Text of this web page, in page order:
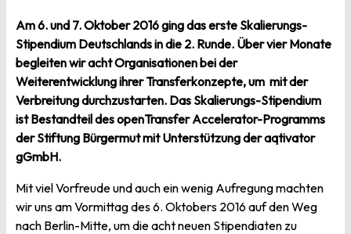
News
Newsletter
Am 6. und 7. Oktober 2016 ging das erste Skalierungs-
Stipendium Deutschlands in die 2. Runde. Über vier Monate
begleiten wir acht Organisationen bei der
Weiterentwicklung ihrer Transferkonzepte, um mit der
Verbreitung durchzustarten. Das Skalierungs-Stipendium
ist Bestandteil des openTransfer Accelerator-Programms
der Stiftung Bürgermut mit Unterstützung der aqtivator
gGmbH.
Mit viel Vorfreude und auch ein wenig Aufregung machten
wir uns am Vormittag des 6. Oktobers 2016 auf den Weg
nach Berlin-Mitte, um die acht neuen Stipendiaten zu